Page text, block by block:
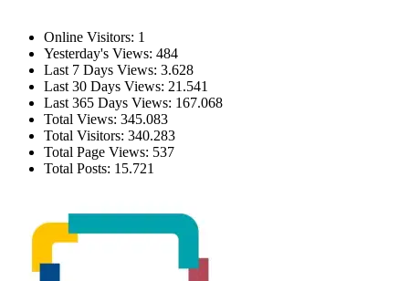
Online Visitors: 1
Yesterday's Views: 484
Last 7 Days Views: 3.628
Last 30 Days Views: 21.541
Last 365 Days Views: 167.068
Total Views: 345.083
Total Visitors: 340.283
Total Page Views: 537
Total Posts: 15.721